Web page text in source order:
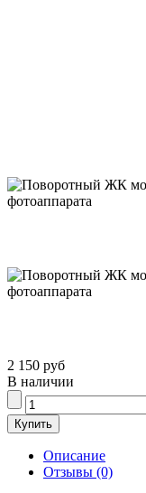
2 150 руб
В наличии
Описание
Отзывы (0)